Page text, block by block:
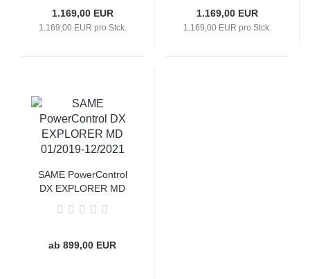
1.169,00 EUR
1.169,00 EUR pro Stck.
1.169,00 EUR
1.169,00 EUR pro Stck.
SAME PowerControl
DX EXPLORER MD
ab 899,00 EUR